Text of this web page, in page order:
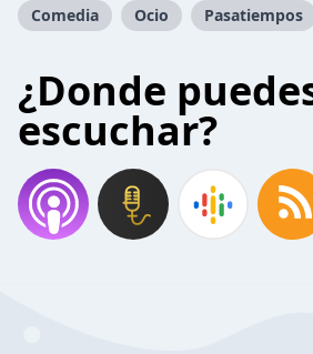
Comedia Ocio Pasatiempos
¿Donde
escuchar?